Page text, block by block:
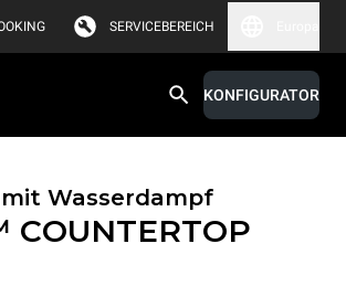
SERVICEBEREICH
KONFIGURATOR
Wasserdampf